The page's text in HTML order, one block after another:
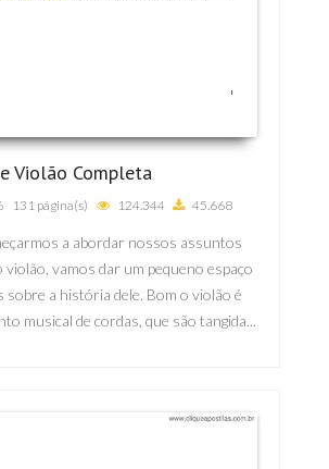
Violão Completa
131 página(s) 124.344 45.668
a abordar nossos assuntos
vamos dar um pequeno espaço
sobre a história dele. Bom o violão é
musical de cordas, que são tangida...